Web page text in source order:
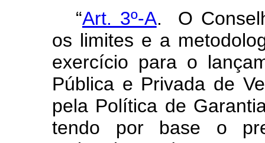
“Art. 3º-A. O
os limites e a
exercício para o
Pública e Privada de
pela Política de
tendo por base o